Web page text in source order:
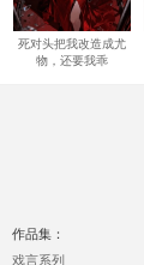
死对头把我改造成尤
物，还要我乖
作品集：
戏言系列